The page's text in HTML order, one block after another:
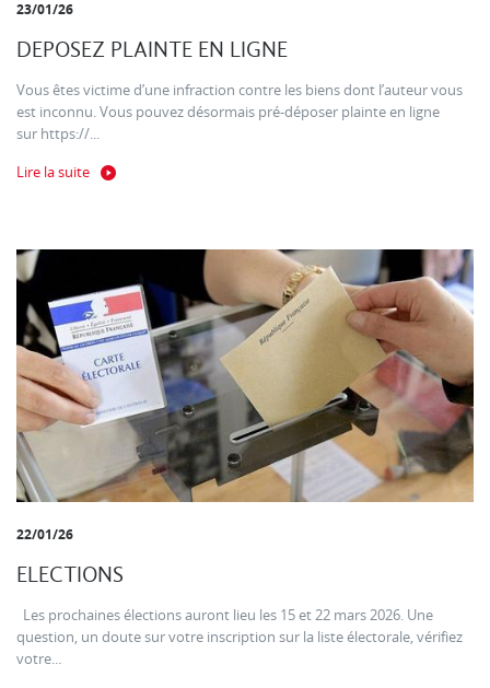
23/01/26
DEPOSEZ PLAINTE EN LIGNE
Vous êtes victime d’une infraction contre les biens dont l’auteur vous
est inconnu. Vous pouvez désormais pré-déposer plainte en ligne
sur https://...
Lire la suite
22/01/26
ELECTIONS
Les prochaines élections auront lieu les 15 et 22 mars 2026. Une
question, un doute sur votre inscription sur la liste électorale, vérifiez
votre...